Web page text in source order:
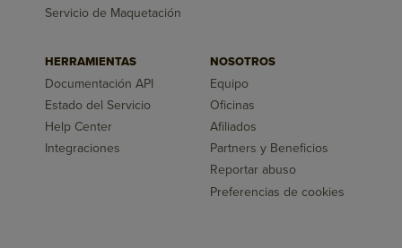
Servicio de Maquetación
HERRAMIENTAS
Documentación API
Estado del Servicio
Help Center
Integraciones
NOSOTROS
Equipo
Oficinas
Afiliados
Partners y Beneficios
Reportar abuso
Preferencias de cookies